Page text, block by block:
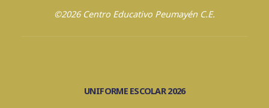
SABER
©2026 Centro Educativo Peumayén C.E.
UNIFORME ESCOLAR 2026